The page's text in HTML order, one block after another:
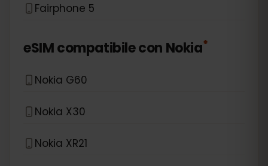
Fairphone 5
eSIM compatibile con Nokia*
Nokia G60
Nokia X30
Nokia XR21